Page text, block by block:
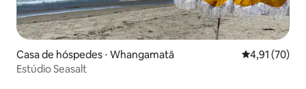
Casa de hóspedes ⋅ Whangamatā 4,91 de uma
4,91 (70)
Estúdio Seasalt